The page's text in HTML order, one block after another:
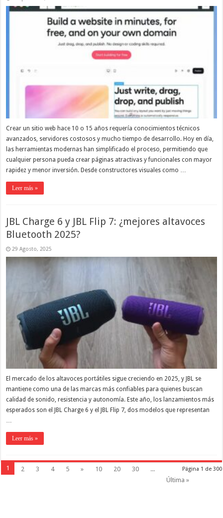
Crear un sitio web hace 10 o 15 años requería conocimientos técnicos
avanzados, servidores costosos y mucho tiempo de desarrollo. Hoy en día,
las herramientas modernas han simplificado el proceso, permitiendo que
cualquier persona pueda crear páginas atractivas y funcionales con mayor
rapidez y menor inversión. Desde constructores visuales como …
Leer más »
JBL Charge 6 y JBL Flip 7: ¿mejores altavoces
Bluetooth 2025?
29 Agosto, 2025
El mercado de los altavoces portátiles sigue creciendo en 2025, y JBL se
mantiene como una de las marcas más confiables para quienes buscan
calidad de sonido, resistencia y autonomía. Este año, los lanzamientos más
esperados son el JBL Charge 6 y el JBL Flip 7, dos modelos que representan
…
Leer más »
Página 1 de 300
1 2 3 4 5 » 10 20 30
...
Última »